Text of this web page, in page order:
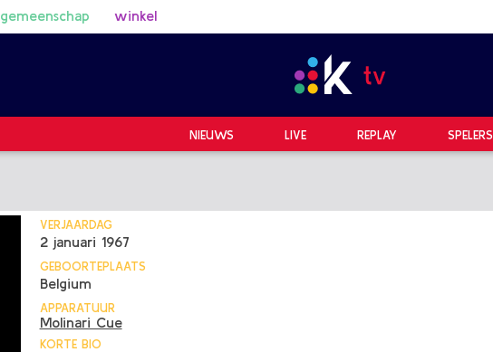
gemeenschap winkel
NIEUWS LIVE REPLAY SPELERS
VERJAARDAG
2 januari 1967
GEBOORTEPLAATS
Belgium
APPARATUUR
Molinari Cue
KORTE BIO